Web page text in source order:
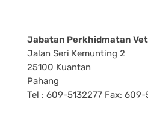
Jabatan Perkhidmatan
Jalan Seri Kemunting 2
25100 Kuantan
Pahang
Tel : 609-5132277 Fax: 609-